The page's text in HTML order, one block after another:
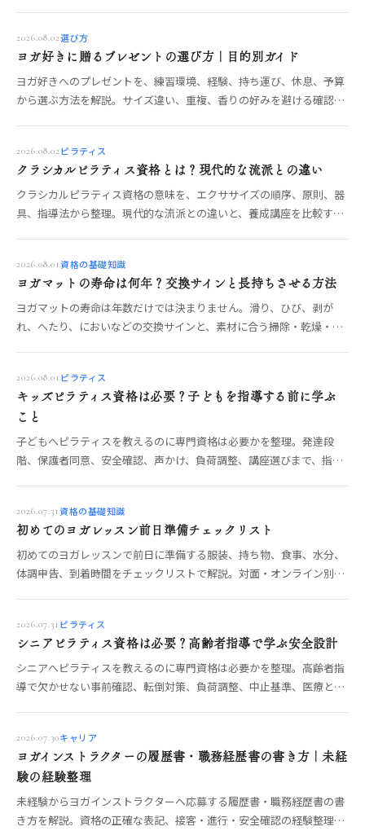
2026.08.02選び方
ヨガ好きに贈るプレゼントの選び方｜目的別ガイド
ヨガ好きへのプレゼントを、練習環境、経験、持ち運び、休息、予算
から選ぶ方法を解説。サイズ違い、重複、香りの好みを避ける確認ポ
2026.08.02ピラティス
クラシカルピラティス資格とは？現代的な流派との違い
クラシカルピラティス資格の意味を、エクササイズの順序、原則、器
具、指導法から整理。現代的な流派との違いと、養成講座を比較する
2026.08.01 資格の基礎知識
ヨガマットの寿命は何年？交換サインと長持ちさせる方法
ヨガマットの寿命は年数だけでは決まりません。滑り、ひび、剥が
れ、へたり、においなどの交換サインと、素材に合う掃除・乾燥・保
2026.08.01 ピラティス
キッズピラティス資格は必要？子どもを指導する前に学ぶ
こと
子どもへピラティスを教えるのに専門資格は必要かを整理。発達段
階、保護者同意、安全確認、声かけ、負荷調整、講座選びまで、指導
2026.07.31 資格の基礎知識
初めてのヨガレッスン前日準備チェックリスト
初めてのヨガレッスンで前日に準備する服装、持ち物、食事、水分、
体調申告、到着時間をチェックリストで解説。対面・オンライン別の
2026.07.31 ピラティス
シニアピラティス資格は必要？高齢者指導で学ぶ安全設計
シニアへピラティスを教えるのに専門資格は必要かを整理。高齢者指
導で欠かせない事前確認、転倒対策、負荷調整、中止基準、医療との
2026.07.30キャリア
ヨガインストラクターの履歴書・職務経歴書の書き方｜未経
験の経験整理
未経験からヨガインストラクターへ応募する履歴書・職務経歴書の書
き方を解説。資格の正確な表記、接客・進行・安全確認の経験整理、